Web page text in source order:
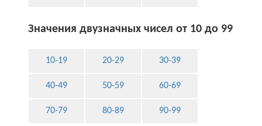
Значения двузначных чисел от 10 до 99
10-19 20-29 30-39
40-49 50-59 60-69
70-79 80-89 90-99